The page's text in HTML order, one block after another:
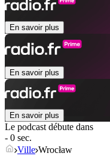
En savoir plus
En savoir plus
En savoir plus
Le podcast débute dans
- 0 sec.
Ville Wrocław